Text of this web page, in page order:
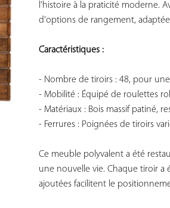
l'histoire à la praticité moderne.
d'options de rangement,
Caractéristiques :
- Nombre de tiroirs : 48, pour
- Mobilité : Équipé de roulettes
- Matériaux : Bois massif patiné,
- Ferrures : Poignées de tiroirs
Ce meuble polyvalent a été
une nouvelle vie. Chaque tiroir
ajoutées facilitent le